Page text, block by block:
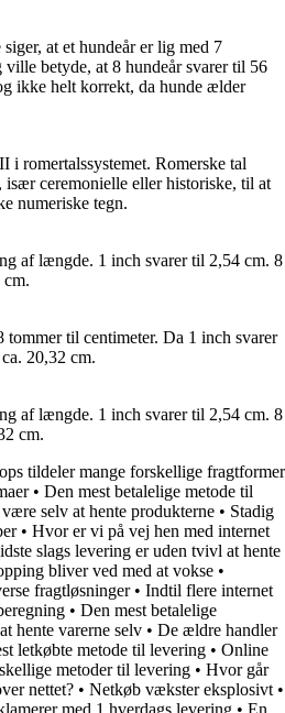
at et hundeår er lig med 7
ville betyde, at 8 hundeår svarer til 56
ikke helt korrekt, da hunde ælder
i romertalssystemet. Romerske tal
især ceremonielle eller historiske, til at
numeriske tegn.
af længde. 1 inch svarer til 2,54 cm. 8
cm.
til centimeter. Da 1 inch svarer
20,32 cm.
af længde. 1 inch svarer til 2,54 cm. 8
cm.
tildeler mange forskellige fragtformer
• Den mest betalelige metode til
selv at hente produkterne • Stadig
• Hvor er vi på vej hen med internet
slags levering er uden tvivl at hente
bliver ved med at vokse •
fragtløsninger• Indtil flere internet
• Den mest betalelige
hente varerne selv • De ældre handler
letkøbte metode til levering • Online
metoder til levering • Hvor går
nettet? • Netkøb vækster eksplosivt •
med 1 hverdags levering • En